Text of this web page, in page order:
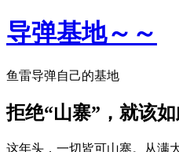
导弹基地～～
鱼雷导弹自己的基地
拒绝“山寨”，就该
这年头，一切皆可山寨。从满